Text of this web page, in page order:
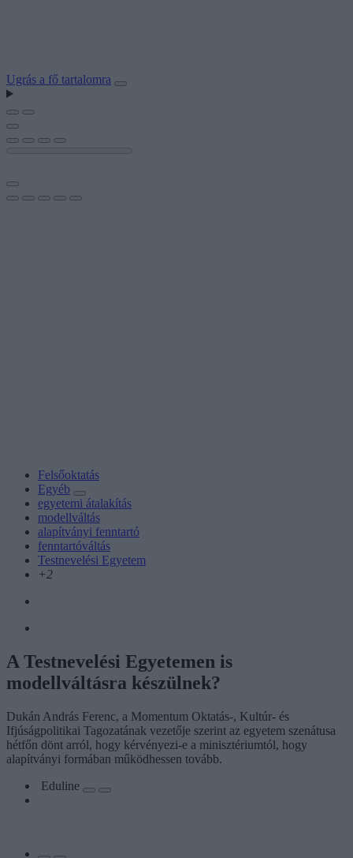
Ugrás a fő tartalomra
Felsőoktatás
Egyéb
egyetemi átalakítás
modellváltás
alapítványi fenntartó
fenntartóváltás
Testnevelési Egyetem
+2
A Testnevelési Egyetemen is
modellváltásra készülnek?
Dukán András Ferenc, a Momentum Oktatás-, Kultúr- és
Ifjúságpolitikai Tagozatának vezetője szerint az egyetem szenátusa
hétfőn dönt arról, hogy kérvényezi-e a minisztériumtól, hogy
alapítványi formában működhessen tovább.
Eduline